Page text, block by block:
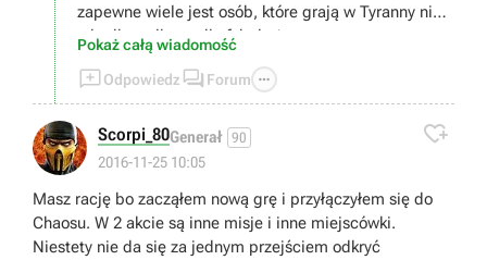
zapewne wiele jest osób, które grają w Tyranny nie
tyle dla walk, co dla fabuły ;)
Pokaż całą wiadomość
Odpowiedz  Forum 
Scorpi_80Generał 90
2016-11-25 10:05

Masz rację bo zacząłem nową grę i przyłączyłem się do
Chaosu. W 2 akcie są inne misje i inne miejscówki.
Niestety nie da się za jednym przejściem odkryć